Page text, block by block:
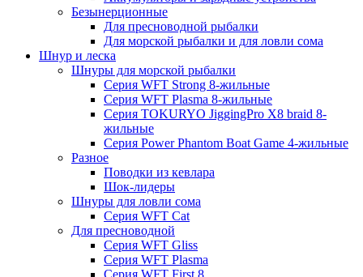
Безынерционные
Для пресноводной рыбалки
Для морской рыбалки и для ловли сома
Шнур и леска
Шнуры для морской рыбалки
Серия WFT Strong 8-жильные
Серия WFT Plasma 8-жильные
Серия TOKURYO JiggingPro X8 braid 8-
жильные
Серия Power Phantom Boat Game 4-жильные
Разное
Поводки из кевлара
Шок-лидеры
Шнуры для ловли сома
Серия WFT Cat
Для пресноводной
Серия WFT Gliss
Серия WFT Plasma
Серия WFT First 8